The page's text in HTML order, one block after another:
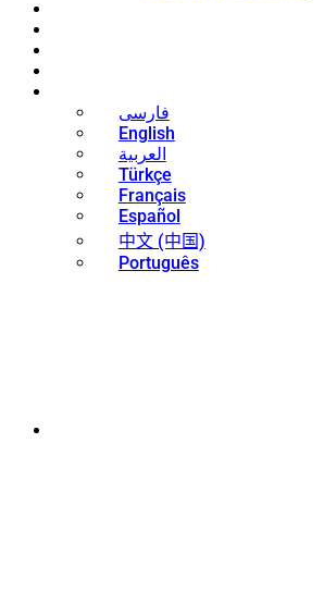
فارسی
English
العربية
Türkçe
Français
Español
中文 (中国)
Português